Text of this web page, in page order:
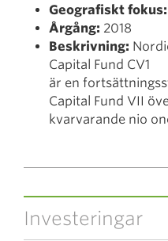
Geografiskt fokus:
Årgång: 2018
Beskrivning:
Capital Fund CV1
är en
Capital Fund VII
kvarvarande nio
Investeringar